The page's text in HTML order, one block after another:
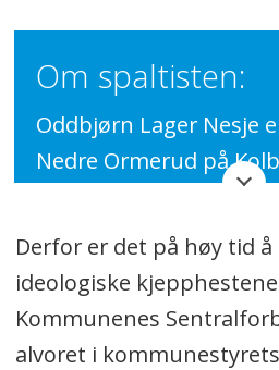
Om spaltisten:
Oddbjørn Lager Nesje
Nedre Ormerud på
med sin kone og to
gruppeleder i Nordre
Arbeiderparti.
Derfor er det på høy tid å
ideologiske
Kommunenes
alvoret i